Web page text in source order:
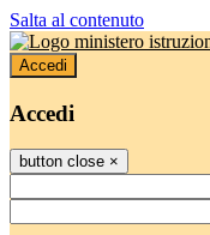
Salta al contenuto
Accedi
Accedi
button close ×